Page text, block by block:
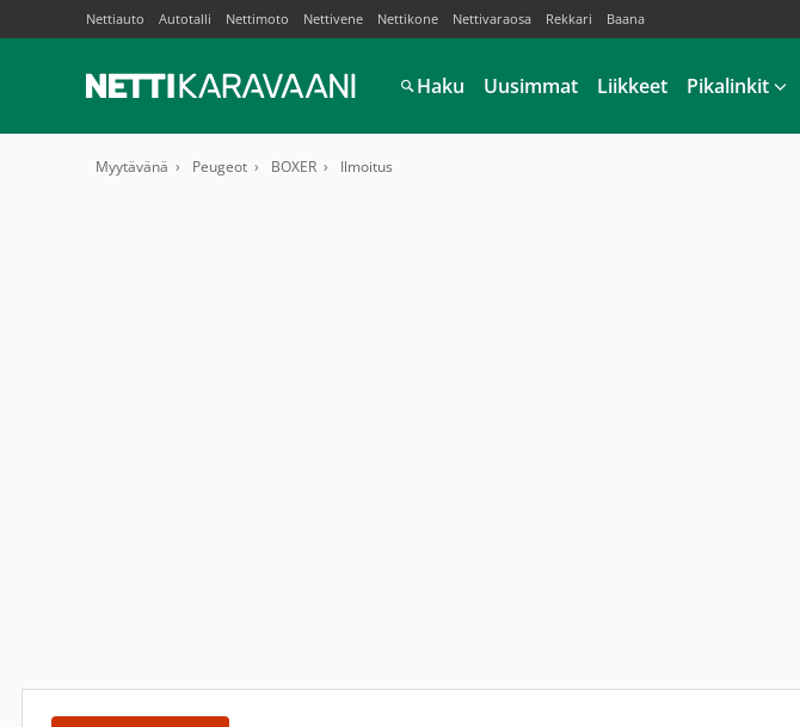
Nettiauto Autotalli Nettimoto Nettivene Nettikone Nettivaraosa Rekkari Baana
Haku Uusimmat Liikkeet Pikalinkit
Myytävänä Peugeot BOXER Ilmoitus